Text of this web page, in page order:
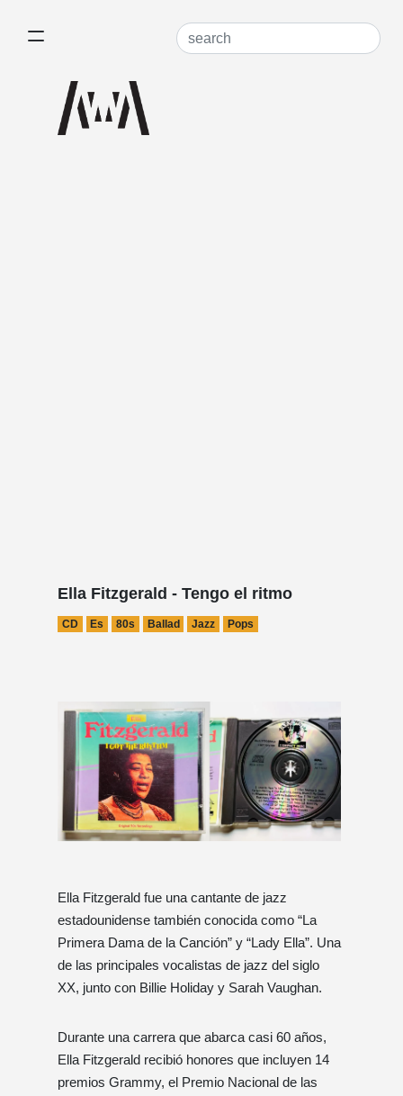
Ella Fitzgerald - Tengo el ritmo
CD Es 80s Ballad Jazz Pops
Ella Fitzgerald fue una cantante de jazz
estadounidense también conocida como “La
Primera Dama de la Canción” y “Lady Ella”. Una
de las principales vocalistas de jazz del siglo
XX, junto con Billie Holiday y Sarah Vaughan.
Durante una carrera que abarca casi 60 años,
Ella Fitzgerald recibió honores que incluyen 14
premios Grammy, el Premio Nacional de las